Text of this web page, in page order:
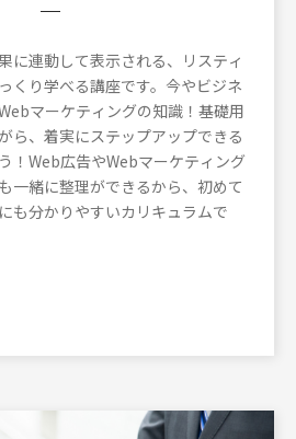
に連動して表示される、リスティ
くり学べる講座です。今やビジネ
マーケティングの知識！基礎用
ら、着実にステップアップできる
！Web広告やWebマーケティング
一緒に整理ができるから、初めて
も分かりやすいカリキュラムで